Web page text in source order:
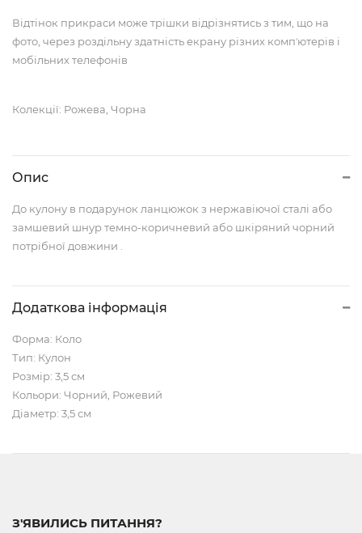
Відтінок прикраси може трішки відрізнятись з тим, що на
фото, через роздільну здатність екрану різних компʼютерів і
мобільних телефонів
Колекції: Рожева, Чорна
Опис
До кулону в подарунок ланцюжок з нержавіючої сталі або
замшевий шнур темно-коричневий або шкіряний чорний
потрібної довжини .
Додаткова інформація
Форма: Коло
Тип: Кулон
Розмір: 3,5 см
Кольори: Чорний, Рожевий
Діаметр: 3,5 см
З'ЯВИЛИСЬ ПИТАННЯ?